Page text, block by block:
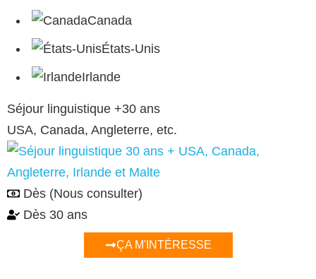
Canada
États-Unis
Irlande
Séjour linguistique +30 ans
USA, Canada, Angleterre, etc.
Dès (Nous consulter)
Dès 30 ans
ÇA M'INTÉRESSE